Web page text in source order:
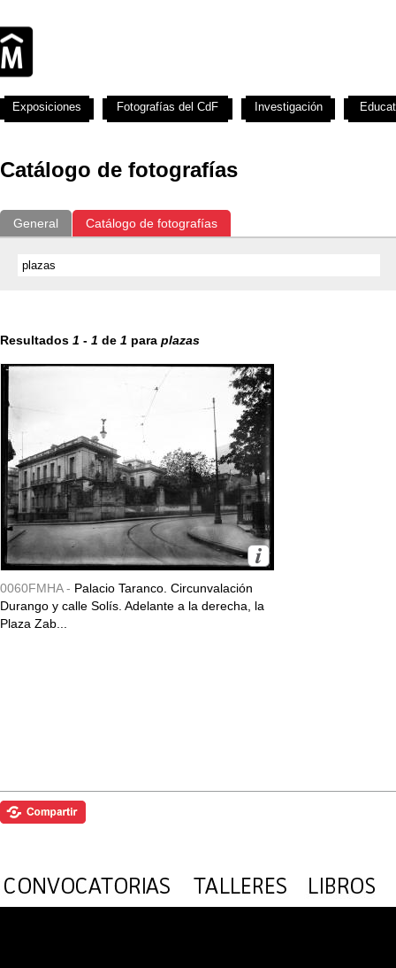
Catálogo de fotografías
General Catálogo de fotografías
Resultados 1 - 1 de 1 para plazas
0060FMHA - Palacio Taranco. Circunvalación
Durango y calle Solís. Adelante a la derecha, la
Plaza Zab...
Exposiciones Fotografías del CdF Investigación